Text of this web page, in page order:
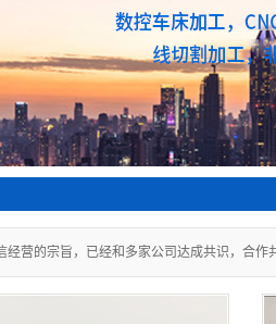
营的宗旨，已经和多家公司达成共识，合作